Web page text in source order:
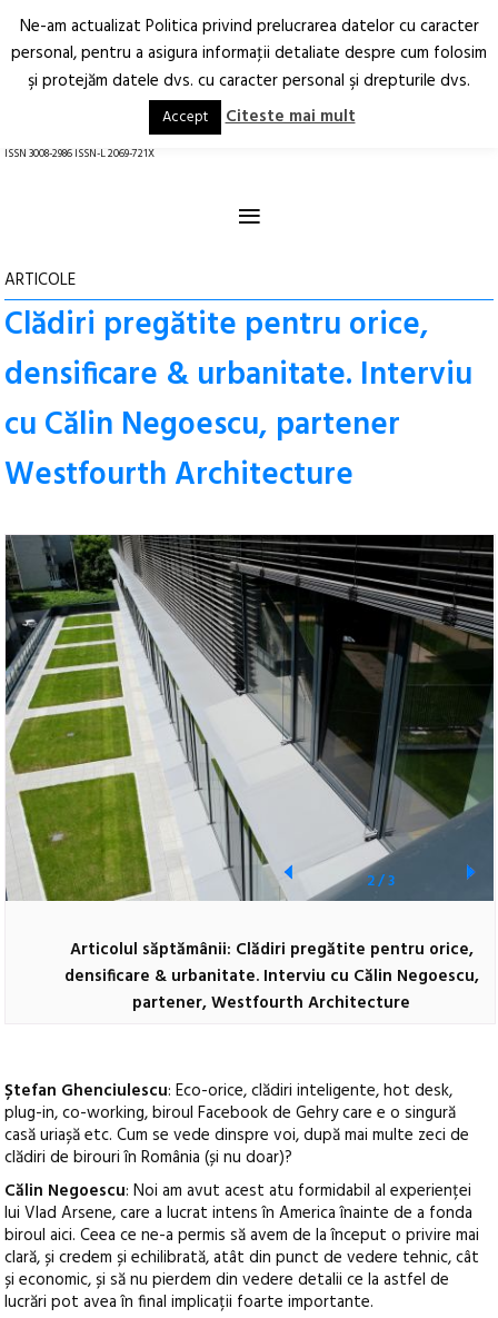
Arhitectură.
Oraș.
RO EN
ISSN 3008-2986 ISSN-L 2069-721X
≡
ARTICOLE
Clădiri pregătite pentru orice,
densificare & urbanitate. Interviu
cu Călin Negoescu, partener
Westfourth Architecture
Articolul săptămânii: Clădiri pregătite pentru orice,
densificare & urbanitate. Interviu cu Călin Negoescu,
partener, Westfourth Architecture
2/3
Ștefan Ghenciulescu: Eco-orice, clădiri inteligente, hot desk,
plug-in, co-working, biroul Facebook de Gehry care e o singură
casă uriașă etc. Cum se vede dinspre voi, după mai multe zeci de
clădiri de birouri în România (și nu doar)?
Călin Negoescu: Noi am avut acest atu formidabil al experienței
lui Vlad Arsene, care a lucrat intens în America înainte de a fonda
biroul aici. Ceea ce ne-a permis să avem de la început o privire mai
clară, și credem și echilibrată, atât din punct de vedere tehnic, cât
și economic, și să nu pierdem din vedere detalii ce la astfel de
lucrări pot avea în final implicații foarte importante.
Ne-am actualizat Politica privind prelucrarea datelor cu caracter
personal, pentru a asigura informaţii detaliate despre cum folosim
şi protejăm datele dvs. cu caracter personal şi drepturile dvs.
Accept Citeste mai mult